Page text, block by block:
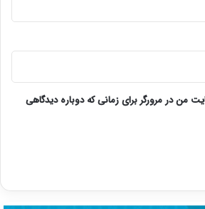
من در مرورگر برای زمانی که دوباره دیدگاهی